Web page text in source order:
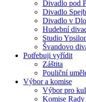
Divadlo pod
Divadlo
Divadlo v
Hudební
Studio
Švandovo
Potřebuji vyřídit
Záštita
Pouliční
Výbor a komise
Výbor pro
Komise